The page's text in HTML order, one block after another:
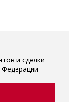
и сделки
Федерации